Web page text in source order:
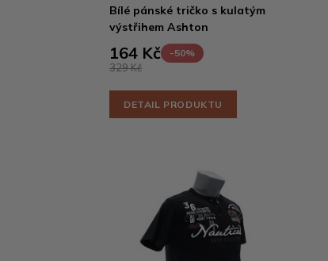
Bílé pánské tričko s kulatým
výstřihem Ashton
164 Kč -50%
329 Kč
DETAIL PRODUKTU